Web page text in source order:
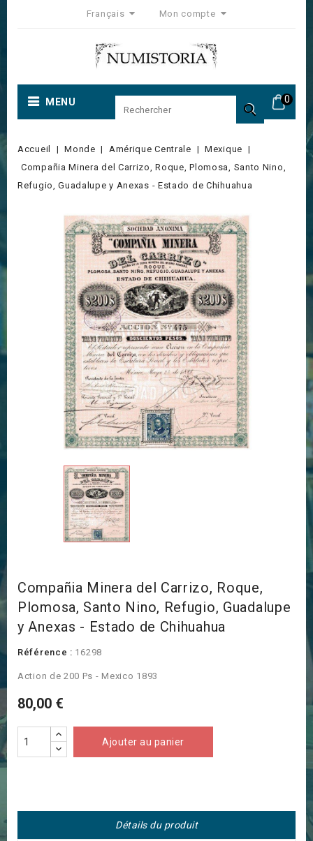
Français Mon compte
0
MENU 
Accueil Monde Amérique Centrale
Mexique
Compañia Minera del Carrizo, Roque, Plomosa, Santo Nino,
Refugio, Guadalupe y Anexas - Estado de Chihuahua
Compañia Minera del Carrizo, Roque,
Plomosa, Santo Nino, Refugio, Guadalupe
y Anexas - Estado de Chihuahua
Référence : 16298
Action de 200 Ps - Mexico 1893
80,00 €
Ajouter au panier
Détails du produit